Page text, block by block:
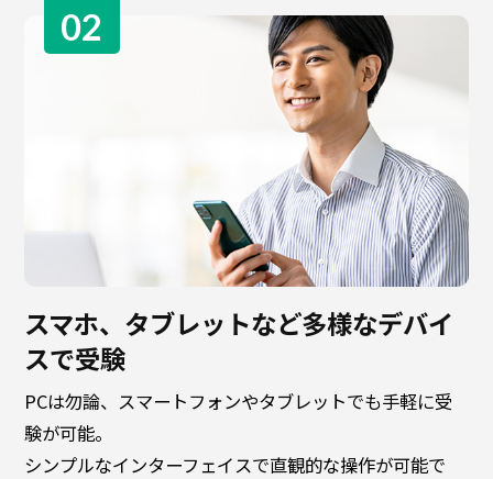
02
スマホ、タブレットなど多様なデバイ
スで受験
PCは勿論、スマートフォンやタブレットでも手軽に受
験が可能。
シンプルなインターフェイスで直観的な操作が可能で